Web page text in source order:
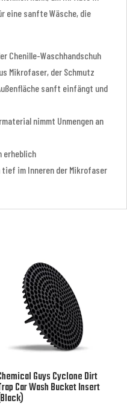
eine sanfte Wäsche, die
Chenille-Waschhandschuh
Mikrofaser, der Schmutz
sanft einfängt und
nimmt Unmengen an
erheblich
tief im Inneren der Mikrofaser
Guys Cyclone Dirt
Car Wash Bucket Insert